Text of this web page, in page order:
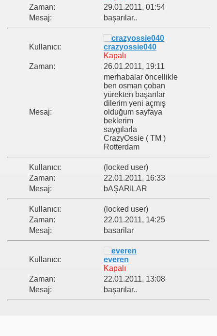
Zaman:
29.01.2011, 01:54
Mesaj:
başarılar..
Kullanıcı:
crazyossie040
Kapalı
Zaman:
26.01.2011, 19:11
Mesaj:
merhabalar öncellikle
ben osman çoban
yürekten başarılar
dilerim yeni açmış
olduğum sayfaya
beklerim
saygılarla
CrazyOssie ( TM )
Rotterdam
Kullanıcı:
(locked user)
Zaman:
22.01.2011, 16:33
Mesaj:
bAŞARILAR
Kullanıcı:
(locked user)
Zaman:
22.01.2011, 14:25
Mesaj:
basarilar
Kullanıcı:
everen
Kapalı
Zaman:
22.01.2011, 13:08
Mesaj:
başarılar..